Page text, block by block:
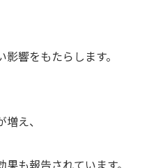
響をもたらします。
え、
も報告されています。